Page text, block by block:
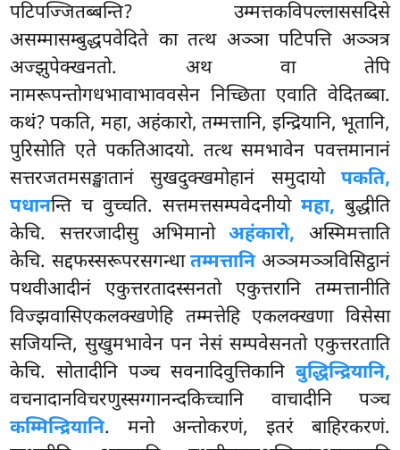
पटिपज्जितब्बन्ति? उम्मत्तकविपल्लाससदिसे
असम्मासम्बुद्धपवेदिते का तत्थ अञ्ञा पटिपत्ति अञ्ञत्र
अज्झुपेक्खनतो. अथ वा तेपि
नामरूपन्तोगधभावाभाववसेन निच्छिता एवाति वेदितब्बा.
कथं? पकति, महा, अहंकारो, तम्मत्तानि, इन्द्रियानि, भूतानि,
पुरिसोति एते पकतिआदयो. तत्थ समभावेन पवत्तमानानं
सत्तरजतमसङ्खातानं सुखदुक्खमोहानं समुदायो पकति,
पधानन्ति च वुच्चति. सत्तमत्तसम्पवेदनीयो महा, बुद्धीति
केचि. सत्तरजादीसु अभिमानोअहंकारो, अस्मिमत्ताति
केचि. सद्दफस्सरूपरसगन्धातम्मत्तानिअञ्ञमञ्ञविसिट्ठानं
पथवीआदीनं एकुत्तरतादस्सनतो एकुत्तरानि तम्मत्तानीति
विज्झवासिएकलक्खणेहि तम्मत्तेहि एकलक्खणा विसेसा
सजियन्ति, सुखुमभावेन पन नेसं सम्पवेसनतो एकुत्तरताति
केचि. सोतादीनि पञ्च सवनादिवुत्तिकानि बुद्धिन्द्रियानि,
वचनादानविचरणुस्सग्गानन्दकिच्चानि वाचादीनि पञ्च
कम्मिन्द्रियानि. मनो अन्तोकरणं, इतरं बाहिरकरणं.